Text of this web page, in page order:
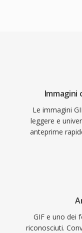
Le immagini
leggere e
anteprime
GIF e uno dei
riconosciuti.